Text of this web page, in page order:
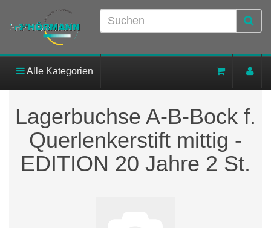
Alle Kategorien
Lagerbuchse A-B-Bock f.
Querlenkerstift mittig -
EDITION 20 Jahre 2 St.